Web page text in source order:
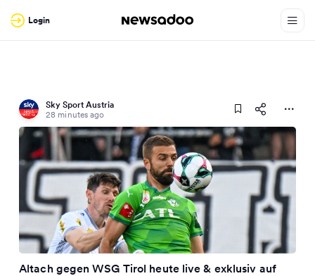
Login
Sky Sport Austria
28 minutes ago
Altach gegen WSG Tirol heute live & exklusiv auf